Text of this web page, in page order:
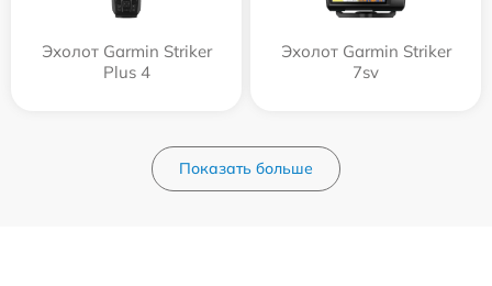
Эхолот Garmin Striker
Plus 4
Эхолот Garmin Striker
7sv
Показать больше